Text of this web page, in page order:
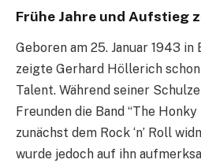
Frühe Jahre und Aufstieg
Geboren am 25. Januar 1943 in
zeigte Gerhard Höllerich
Talent. Während seiner
Freunden die Band “The Honky
zunächst dem Rock ‘n’ Roll
wurde jedoch auf ihn